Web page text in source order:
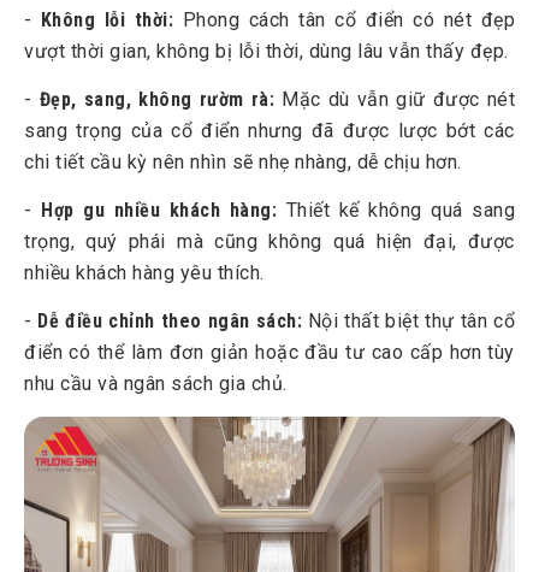
- Không lỗi thời: Phong cách tân cổ điển có nét đẹp
vượt thời gian, không bị lỗi thời, dùng lâu vẫn thấy đẹp.
- Đẹp, sang, không rườm rà: Mặc dù vẫn giữ được nét
sang trọng của cổ điển nhưng đã được lược bớt các
chi tiết cầu kỳ nên nhìn sẽ nhẹ nhàng, dễ chịu hơn.
- Hợp gu nhiều khách hàng: Thiết kế không quá sang
trọng, quý phái mà cũng không quá hiện đại, được
nhiều khách hàng yêu thích.
- Dễ điều chỉnh theo ngân sách: Nội thất biệt thự tân cổ
điển có thể làm đơn giản hoặc đầu tư cao cấp hơn tùy
nhu cầu và ngân sách gia chủ.